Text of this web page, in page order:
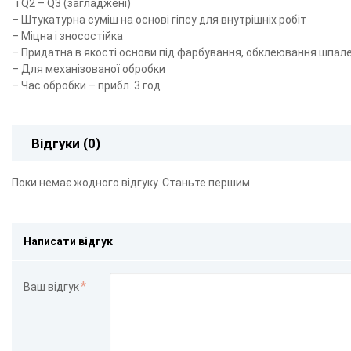
і Q2 – Q3 (загладжені)
– Штукатурна суміш на основі гіпсу для внутрішніх робіт
– Міцна і зносостійка
– Придатна в якості основи під фарбування, обклеювання
– Для механізованої обробки
– Час обробки – прибл. 3 год
Відгуки (0)
Поки немає жодного відгуку. Станьте першим.
Написати відгук
Ваш відгук